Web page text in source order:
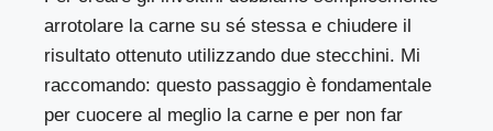
arrotolare la carne su sé stessa e chiudere il
risultato ottenuto utilizzando due stecchini. Mi
raccomando: questo passaggio è fondamentale
per cuocere al meglio la carne e per non far